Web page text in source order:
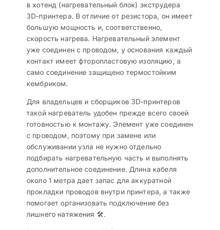
в хотенд (нагревательный блок) экструдера
3D-принтера. В отличие от резистора, он имеет
большую мощность и, соответственно,
скорость нагрева. Нагревательный элемент
уже соединен с проводом, у основания каждый
контакт имеет фторопластовую изоляцию, а
само соединение защищено термостойким
кембриком.
Для владельцев и сборщиков 3D-принтеров
такой нагреватель удобен прежде всего своей
готовностью к монтажу. Элемент уже соединен
с проводом, поэтому при замене или
обслуживании узла не нужно отдельно
подбирать нагревательную часть и выполнять
дополнительное соединение. Длина кабеля
около 1 метра дает запас для аккуратной
прокладки проводов внутри принтера, а также
помогает организовать подключение без
лишнего натяжения 🛠️.